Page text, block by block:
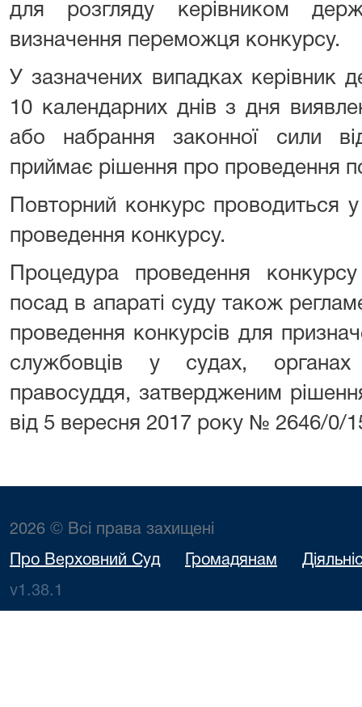
для розгляду керівником
визначення переможця конкурсу.
У зазначених випадках керівник
10 календарних днів з дня
або набрання законної сили
приймає рішення про проведення
Повторний конкурс проводиться
проведення конкурсу.
Процедура проведення
посад в апараті суду також
проведення конкурсів для
службовців у судах,
правосуддя, затвердженим
від 5 вересня 2017 року № 2646/0/
2026 © Всі права захищені
Про Верховний Суд Громадянам
v1.38.1